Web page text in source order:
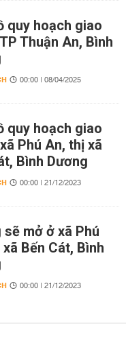
quy hoạch giao
Thuận An, Bình
00:00 | 08/04/2025
quy hoạch giao
Phú An, thị xã
Bình Dương
00:00 | 21/12/2023
mở ở xã Phú
Bến Cát, Bình
00:00 | 21/12/2023